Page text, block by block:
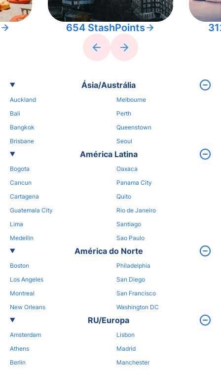
654 StashPoints
Ásia/Austrália
Auckland
Bali
Bangkok
Brisbane
Melbourne
Perth
Queenstown
Seoul
América Latina
Bogota
Cancun
Cartagena
Guatemala City
Lima
Medellin
Oaxaca
Panama City
Quito
Rio de Janeiro
Santiago
Sao Paulo
América do Norte
Boston
Los Angeles
Montreal
New Orleans
Philadelphia
San Diego
San Francisco
Washington DC
RU/Europa
Amsterdam
Athens
Berlin
Lisbon
Madrid
Manchester